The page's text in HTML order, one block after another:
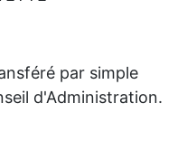
par simple
d'Administration.